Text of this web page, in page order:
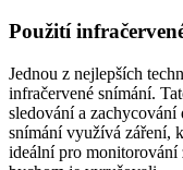
Použití
Jednou z nejlepších
infračervené snímání.
sledování a
snímání využívá záření,
ideální pro monitorování